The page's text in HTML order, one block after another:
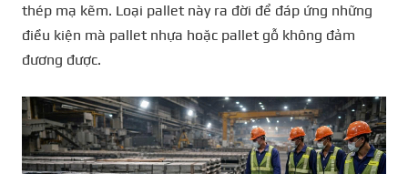
thép mạ kẽm. Loại pallet này ra đời để đáp ứng những
điều kiện mà pallet nhựa hoặc pallet gỗ không đảm
đương được.